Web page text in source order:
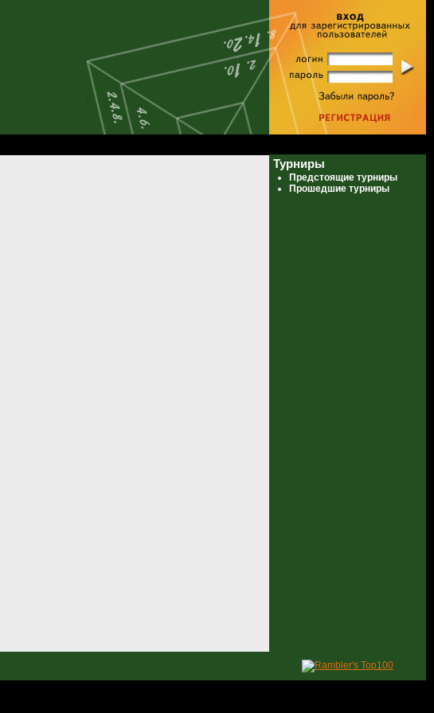
Турниры
Предстоящие турниры
Прошедшие турниры